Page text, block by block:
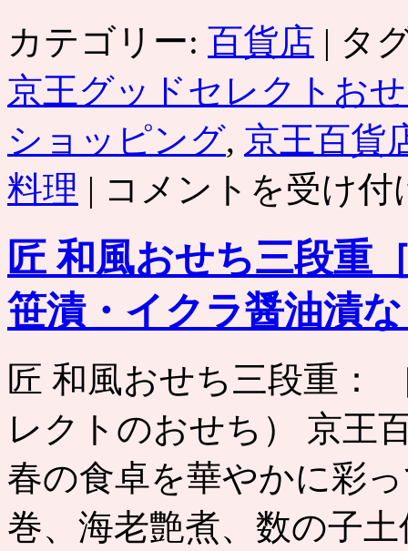
カテゴリー: 百貨店 | タ
京王グッドセレクトお
ショッピング, 京王百貨
料理 |
お
せ
二
段
［京
王
店］
葉
と
豆
腐
コメントを受け
匠 和風おせち三段重
笹漬・イクラ醤油漬
匠 和風おせち三段重：
レクトのおせち） 京王
春の食卓を華やかに彩
巻、海老艶煮、数の子